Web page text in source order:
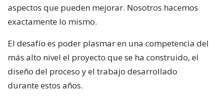
aspectos que pueden mejorar. Nosotros hacemos
exactamente lo mismo.
El desafío es poder plasmar en una competencia del
más alto nivel el proyecto que se ha construido, el
diseño del proceso y el trabajo desarrollado
durante estos años.